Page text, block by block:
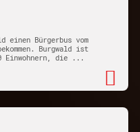
einen Bürgerbus vom
Burgwald ist
Einwohnern, die ...